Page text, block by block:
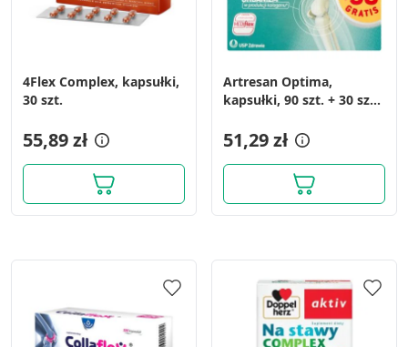
4Flex Complex, kapsułki,
30 szt.
55,89 zł
Artresan Optima,
kapsułki, 90 szt. + 30 szt.
51,29 zł